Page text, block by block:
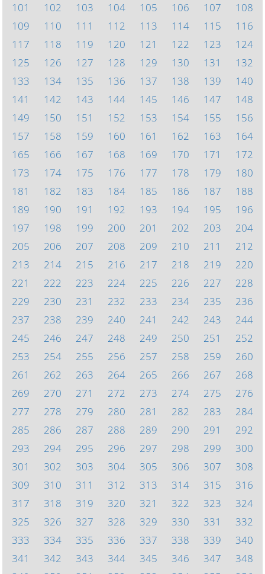
101
102 103 104 105 106 107
108
109
110 111 112 113 114 115
116
117
118 119 120 121 122 123
124
125
126 127 128 129 130 131
132
133
134 135 136 137 138 139
140
141
142 143 144 145 146 147
148
149
150 151 152 153 154 155
156
157
158 159 160 161 162 163
164
165
166 167 168 169 170 171
172
173
174 175 176 177 178 179
180
181
182 183 184 185 186 187
188
189
190 191 192 193 194 195
196
197
198 199 200 201 202 203
204
205
206 207 208 209 210 211
212
213
214 215 216 217 218 219
220
221
222 223 224 225 226 227
228
229
230 231 232 233 234 235
236
237
238 239 240 241 242 243
244
245
246 247 248 249 250 251
252
253
254 255 256 257 258 259
260
261
262 263 264 265 266 267
268
269
270 271 272 273 274 275
276
277
278 279 280 281 282 283
284
285
286 287 288 289 290 291
292
293
294 295 296 297 298 299
300
301
302 303 304 305 306 307
308
309
310 311 312 313 314 315
316
317
318 319 320 321 322 323
324
325
326 327 328 329 330 331
332
333
334 335 336 337 338 339
340
341
342 343 344 345 346 347
348